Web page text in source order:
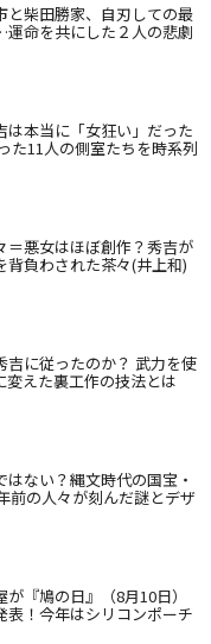
と柴田勝家、自刃しての最
命を共にした２人の悲劇
は本当に「女狂い」だった
た11人の側室たちを時系列
＝悪女はほぼ創作？秀吉が
背負わされた茶々(井上和)
吉に従ったのか？ 武力を使
変えた裏工作の技法とは
ない？縄文時代の国宝・
前の人々が刻んだ謎とデザ
『鳩の日』（8月10日）
表！今年はシリコンポーチ